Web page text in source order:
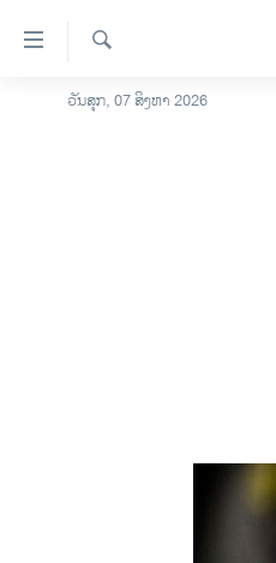
ລິ້ງ
ສຳຫລັບ
ໂຮມເພຈ
ຄົ້ນຫາ
ວັນສຸກ, 07 ສິງຫາ 2026